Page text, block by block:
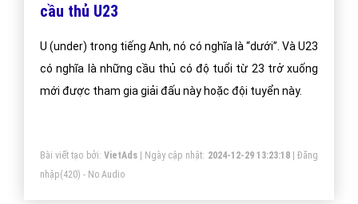
cầu thủ U23
U (under) trong tiếng Anh, nó có nghĩa là “dưới”. Và U23
có nghĩa là những cầu thủ có độ tuổi từ 23 trở xuống
mới được tham gia giải đấu này hoặc đội tuyển này.
Bài viết tạo bởi: VietAds| Ngày cập nhật: 2024-12-29 13:23:18|Đăng
nhập(420) - No Audio